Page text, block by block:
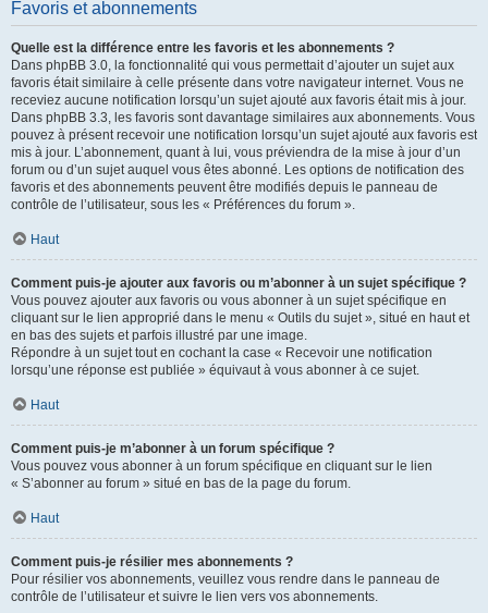
Favoris et abonnements
Quelle est la différence entre les favoris et les abonnements ?
Dans phpBB 3.0, la fonctionnalité qui vous permettait d’ajouter un sujet aux
favoris était similaire à celle présente dans votre navigateur internet. Vous ne
receviez aucune notification lorsqu’un sujet ajouté aux favoris était mis à jour.
Dans phpBB 3.3, les favoris sont davantage similaires aux abonnements. Vous
pouvez à présent recevoir une notification lorsqu’un sujet ajouté aux favoris est
mis à jour. L’abonnement, quant à lui, vous préviendra de la mise à jour d’un
forum ou d’un sujet auquel vous êtes abonné. Les options de notification des
favoris et des abonnements peuvent être modifiés depuis le panneau de
contrôle de l’utilisateur, sous les « Préférences du forum ».
Haut
Comment puis-je ajouter aux favoris ou m’abonner à un sujet spécifique ?
Vous pouvez ajouter aux favoris ou vous abonner à un sujet spécifique en
cliquant sur le lien approprié dans le menu « Outils du sujet », situé en haut et
en bas des sujets et parfois illustré par une image.
Répondre à un sujet tout en cochant la case « Recevoir une notification
lorsqu’une réponse est publiée » équivaut à vous abonner à ce sujet.
Haut
Comment puis-je m’abonner à un forum spécifique ?
Vous pouvez vous abonner à un forum spécifique en cliquant sur le lien
« S’abonner au forum » situé en bas de la page du forum.
Haut
Comment puis-je résilier mes abonnements ?
Pour résilier vos abonnements, veuillez vous rendre dans le panneau de
contrôle de l’utilisateur et suivre le lien vers vos abonnements.